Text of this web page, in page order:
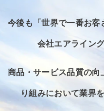
今後も「世界で一番お
会社エアライン
商品・サービス品質の向
り組みにおいて業界